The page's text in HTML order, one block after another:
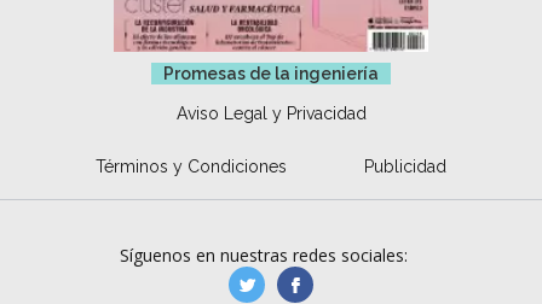
Promesas de la ingeniería
Aviso Legal y Privacidad
Términos y Condiciones Publicidad
Síguenos en nuestras redes sociales:
manufacturaGE